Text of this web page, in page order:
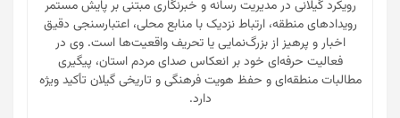
رویکرد گیلانی در مدیریت رسانه و خبرنگاری مبتنی بر پایش مستمر
رویدادهای منطقه، ارتباط نزدیک با منابع محلی، اعتبارسنجی دقیق
اخبار و پرهیز از بزرگ‌نمایی یا تحریف واقعیت‌ها است. وی در
فعالیت حرفه‌ای خود بر انعکاس صدای مردم استان، پیگیری
مطالبات منطقه‌ای و حفظ هویت فرهنگی و تاریخی گیلان تأکید ویژه
دارد.